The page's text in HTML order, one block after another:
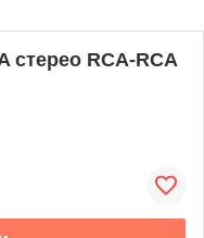
стерео RCA-RCA